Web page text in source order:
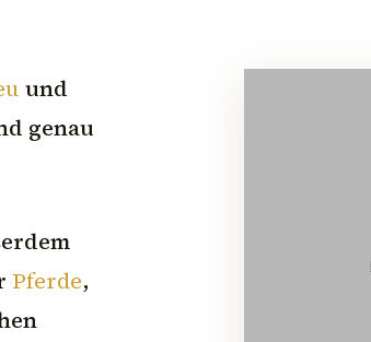
und
genau
Pferde,